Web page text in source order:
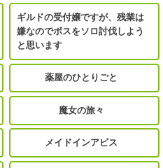
ギルドの受付嬢ですが、残業は
嫌なのでボスをソロ討伐しよう
と思います
薬屋のひとりごと
魔女の旅々
メイドインアビス